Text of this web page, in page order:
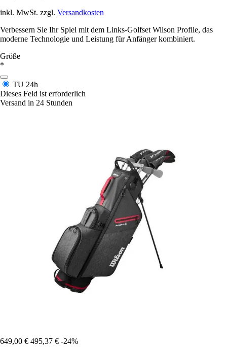
inkl. MwSt. zzgl. Versandkosten
Verbessern Sie Ihr Spiel mit dem Links-Golfset Wilson Profile, das
moderne Technologie und Leistung für Anfänger kombiniert.
Größe
*
TU 24h
Dieses Feld ist erforderlich
Versand in 24 Stunden
649,00 € 495,37 € -24%